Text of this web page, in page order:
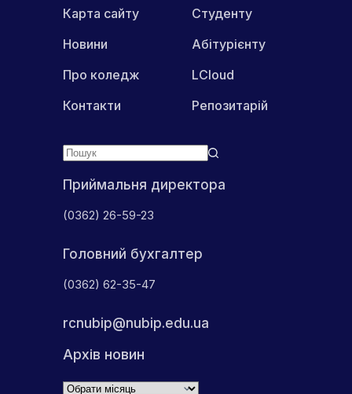
Приймальня директора
(0362) 26-59-23
Головний бухгалтер
(0362) 62-35-47
rcnubip@nubip.edu.ua
Архів новин
Архіви
Карта сайту
Новини
Про коледж
Контакти
Студенту
Абітурієнту
LCloud
Репозитарій